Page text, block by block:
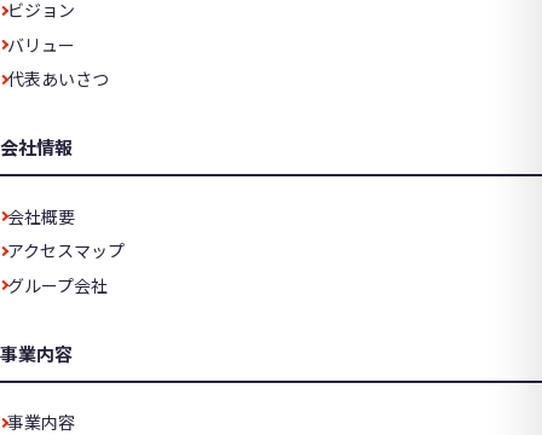
ビジョン
バリュー
代表あいさつ
会社情報
会社概要
アクセスマップ
グループ会社
事業内容
事業内容